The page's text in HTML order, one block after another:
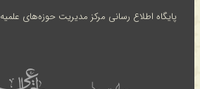
پایگاه اطلاع رسانی مرکز مدیریت حوزه‌های علمیه